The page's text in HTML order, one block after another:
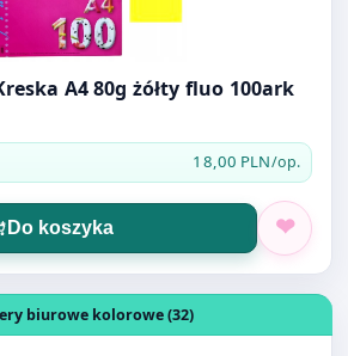
A4 80g żółty fluo 100ark
18,00 PLN/op.
Ksero Kreska A4 80g zielony
biurowe kolorowe (32)